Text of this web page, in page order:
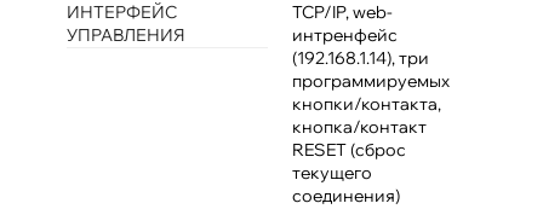
ИНТЕРФЕЙС
УПРАВЛЕНИЯ
TCP/IP, web-
интренфейс
(192.168.1.14), три
программируемых
кнопки/контакта,
кнопка/контакт
RESET (сброс
текущего
соединения)